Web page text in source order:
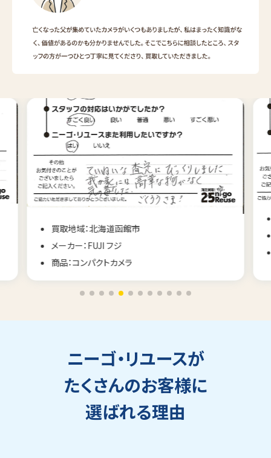
メーカー：CONTAX コンタックス
商品：コンパクトカメラ
ニーゴ・リユースが
たくさんのお客様に
選ばれる理由